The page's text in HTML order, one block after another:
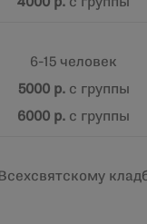
4000 р. с группы
6-15 человек
5000 р.с группы
6000 р. с группы